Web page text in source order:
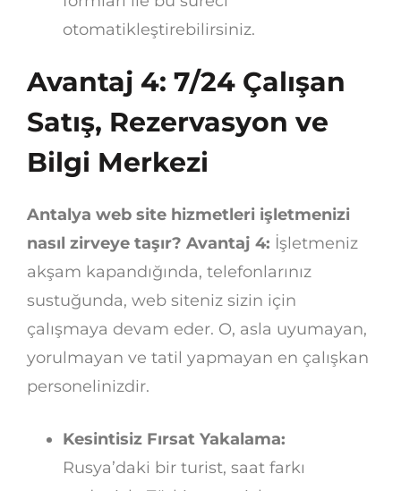
otomatikleştirebilirsiniz.
Avantaj 4: 7/24 Çalışan
Satış, Rezervasyon ve
Bilgi Merkezi
Antalya web site hizmetleri işletmenizi
nasıl zirveye taşır? Avantaj 4: İşletmeniz
akşam kapandığında, telefonlarınız
sustuğunda, web siteniz sizin için
çalışmaya devam eder. O, asla uyumayan,
yorulmayan ve tatil yapmayan en çalışkan
personelinizdir.
Kesintisiz Fırsat Yakalama:
Rusya’daki bir turist, saat farkı